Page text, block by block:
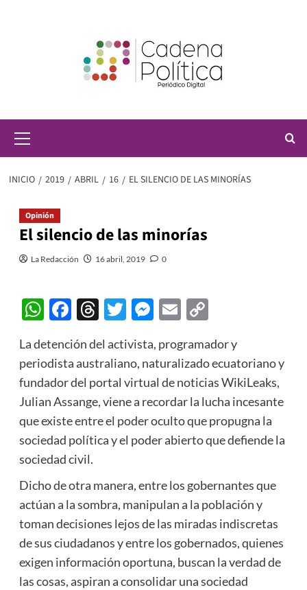
principal
INICIO 2019 ABRIL 16 EL SILENCIO DE LAS MINORÍAS
Opinión
El silencio de las minorías
La Redacción 16 abril, 2019 0
WhatsApp
Facebook
Threads
Twitter
Messenger
EmailCopy
La detención del activista, programador y
periodista australiano, naturalizado ecuatoriano y
fundador del portal virtual de noticias WikiLeaks,
Julian Assange, viene a recordar la lucha incesante
que existe entre el poder oculto que propugna la
sociedad política y el poder abierto que defiende la
sociedad civil.
Dicho de otra manera, entre los gobernantes que
actúan a la sombra, manipulan a la población y
toman decisiones lejos de las miradas indiscretas
de sus ciudadanos y entre los gobernados, quienes
exigen información oportuna, buscan la verdad de
las cosas, aspiran a consolidar una sociedad